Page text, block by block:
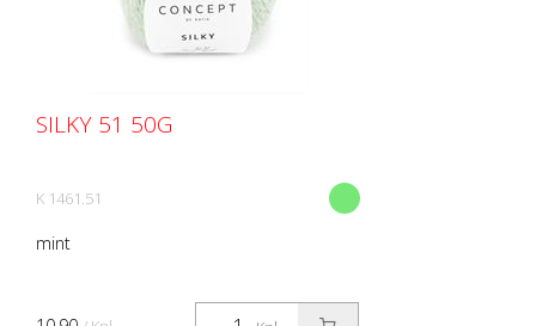
SILKY 51 50G
K 1461.51
mint